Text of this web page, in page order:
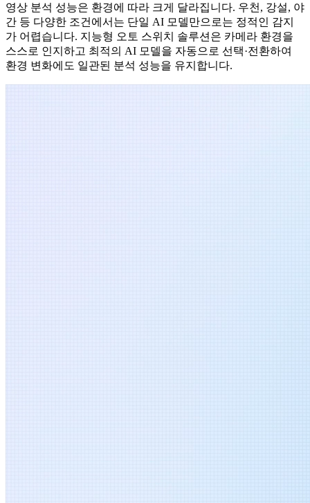
영상 분석 성능은 환경에 따라 크게 달라집니다. 우천, 강설, 야
간 등 다양한 조건에서는 단일 AI 모델만으로는 정적인 감지
가 어렵습니다. 지능형 오토 스위치 솔루션은 카메라 환경을
스스로 인지하고 최적의 AI 모델을 자동으로 선택·전환하여
환경 변화에도 일관된 분석 성능을 유지합니다.